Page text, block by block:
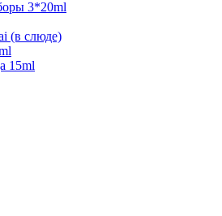
3*20ml
(в слюде)
15ml